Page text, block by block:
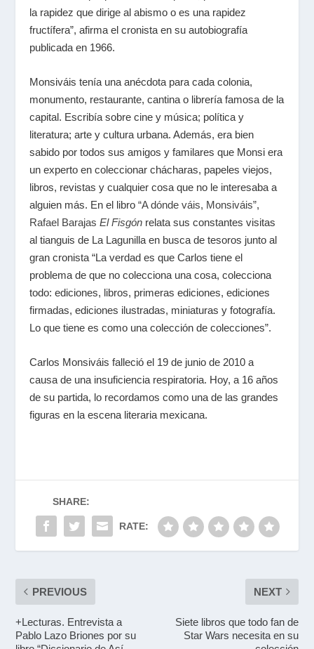
la rapidez que dirige al abismo o es una rapidez
fructífera”, afirma el cronista en su autobiografía
publicada en 1966.
Monsiváis tenía una anécdota para cada colonia,
monumento, restaurante, cantina o librería famosa de la
capital. Escribía sobre cine y música; política y
literatura; arte y cultura urbana. Además, era bien
sabido por todos sus amigos y familares que Monsi era
un experto en coleccionar chácharas, papeles viejos,
libros, revistas y cualquier cosa que no le interesaba a
alguien más. En el libro“A dónde váis, Monsiváis”,
Rafael BarajasEl Fisgón relata sus constantes visitas
al tianguis de La Lagunilla en busca de tesoros junto al
gran cronista “La verdad es que Carlos tiene el
problema de que no colecciona una cosa, colecciona
todo: ediciones, libros, primeras ediciones, ediciones
firmadas, ediciones ilustradas, miniaturas y fotografía.
Lo que tiene es como una colección de colecciones”.
Carlos Monsiváis falleció el 19 de junio de 2010 a
causa de una insuficiencia respiratoria. Hoy, a 16 años
de su partida, lo recordamos como una de las grandes
figuras en la escena literaria mexicana.
SHARE:
RATE:
PREVIOUS
+Lecturas. Entrevista a
Pablo Lazo Briones por su
NEXT
Siete libros que todo fan de
Star Wars necesita en su